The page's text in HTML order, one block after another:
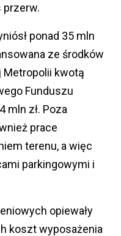
ponad 35 mln
ze środków
Metropolii kwotą
Funduszu
mln zł. Poza
prace
terenu, a więc
parkingowymi i
opiewały
koszt wyposażenia